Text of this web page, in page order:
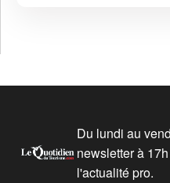
Du lundi au
newsletter à
l'actualité pro.